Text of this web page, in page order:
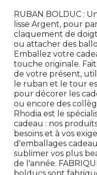
RUBAN BOLDUC :
lisse Argent, pour
claquement de
ou attacher des
Emballez votre
touche originale.
de votre présent,
le ruban et le tour
pour décorer les
ou encore des
Rhodia est le
cadeau : nos
besoins et à vos
d'emballages
sublimer vos plus
de l'année.